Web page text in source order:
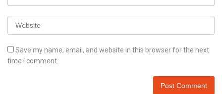
Save my name, email, and website in this browser for the next
time I comment.